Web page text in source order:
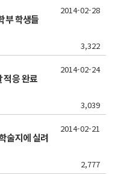
부 학생들
3,322
2014-02-28
적응 완료
3,039
2014-02-24
술지에 실려
2,777
2014-02-21